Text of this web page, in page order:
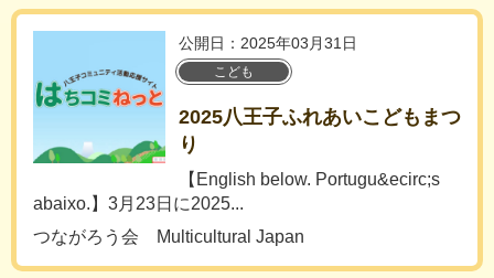
公開日：2025年03月31日
こども
2025八王子ふれあいこどもまつ
り
【English below. Portugu&ecirc;s
abaixo.】3月23日に2025...
つながろう会 Multicultural Japan